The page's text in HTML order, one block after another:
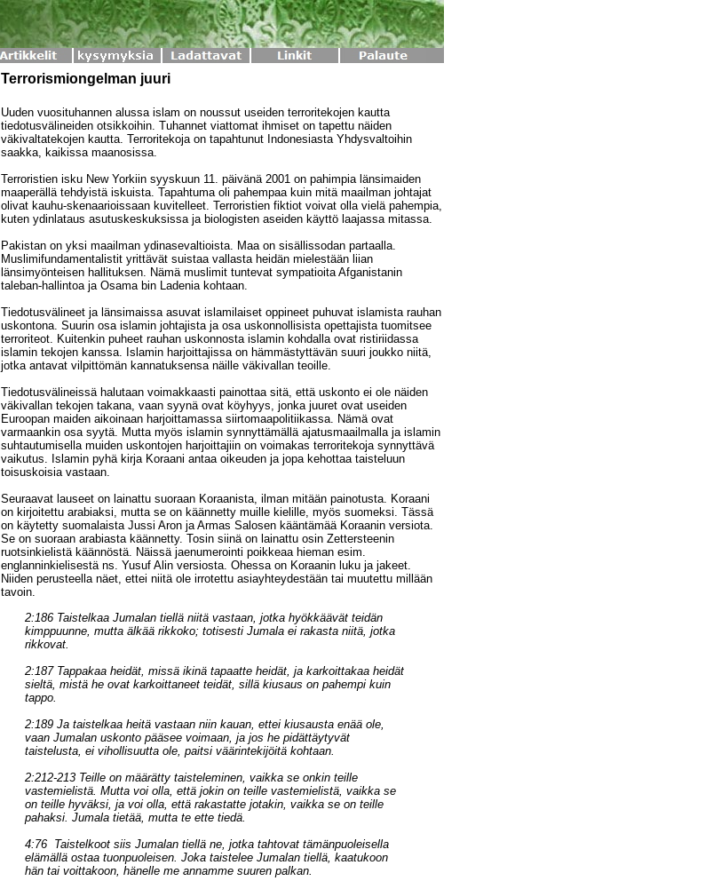
Terrorismiongelman juuri
Uuden vuosituhannen alussa islam on noussut useiden terroritekojen kautta
tiedotusvälineiden otsikkoihin. Tuhannet viattomat ihmiset on tapettu näiden
väkivaltatekojen kautta. Terroritekoja on tapahtunut Indonesiasta Yhdysvaltoihin
saakka, kaikissa maanosissa.
Terroristien isku New Yorkiin syyskuun 11. päivänä 2001 on pahimpia länsimaiden
maaperällä tehdyistä iskuista. Tapahtuma oli pahempaa kuin mitä maailman johtajat
olivat kauhu-skenaarioissaan kuvitelleet. Terroristien fiktiot voivat olla vielä pahempia,
kuten ydinlataus asutuskeskuksissa ja biologisten aseiden käyttö laajassa mitassa.
Pakistan on yksi maailman ydinasevaltioista. Maa on sisällissodan partaalla.
Muslimifundamentalistit yrittävät suistaa vallasta heidän mielestään liian
länsimyönteisen hallituksen. Nämä muslimit tuntevat sympatioita Afganistanin
taleban-hallintoa ja Osama bin Ladenia kohtaan.
Tiedotusvälineet ja länsimaissa asuvat islamilaiset oppineet puhuvat islamista rauhan
uskontona. Suurin osa islamin johtajista ja osa uskonnollisista opettajista tuomitsee
terroriteot. Kuitenkin puheet rauhan uskonnosta islamin kohdalla ovat ristiriidassa
islamin tekojen kanssa. Islamin harjoittajissa on hämmästyttävän suuri joukko niitä,
jotka antavat vilpittömän kannatuksensa näille väkivallan teoille.
Tiedotusvälineissä halutaan voimakkaasti painottaa sitä, että uskonto ei ole näiden
väkivallan tekojen takana, vaan syynä ovat köyhyys, jonka juuret ovat useiden
Euroopan maiden aikoinaan harjoittamassa siirtomaapolitiikassa. Nämä ovat
varmaankin osa syytä. Mutta myös islamin synnyttämällä ajatusmaailmalla ja islamin
suhtautumisella muiden uskontojen harjoittajiin on voimakas terroritekoja synnyttävä
vaikutus. Islamin pyhä kirja Koraani antaa oikeuden ja jopa kehottaa taisteluun
toisuskoisia vastaan.
Seuraavat lauseet on lainattu suoraan Koraanista, ilman mitään painotusta. Koraani
on kirjoitettu arabiaksi, mutta se on käännetty muille kielille, myös suomeksi. Tässä
on käytetty suomalaista Jussi Aron ja Armas Salosen kääntämää Koraanin versiota.
Se on suoraan arabiasta käännetty. Tosin siinä on lainattu osin Zettersteenin
ruotsinkielistä käännöstä. Näissä jaenumerointi poikkeaa hieman esim.
englanninkielisestä ns. Yusuf Alin versiosta. Ohessa on Koraanin luku ja jakeet.
Niiden perusteella näet, ettei niitä ole irrotettu asiayhteydestään tai muutettu millään
tavoin.
2:186 Taistelkaa Jumalan tiellä niitä vastaan, jotka hyökkäävät teidän
kimppuunne, mutta älkää rikkoko; totisesti Jumala ei rakasta niitä, jotka
rikkovat.
2:187 Tappakaa heidät, missä ikinä tapaatte heidät, ja karkoittakaa heidät
sieltä, mistä he ovat karkoittaneet teidät, sillä kiusaus on pahempi kuin
tappo.
2:189 Ja taistelkaa heitä vastaan niin kauan, ettei kiusausta enää ole,
vaan Jumalan uskonto pääsee voimaan, ja jos he pidättäytyvät
taistelusta, ei vihollisuutta ole, paitsi väärintekijöitä kohtaan.
2:212-213 Teille on määrätty taisteleminen, vaikka se onkin teille
vastemielistä. Mutta voi olla, että jokin on teille vastemielistä, vaikka se
on teille hyväksi, ja voi olla, että rakastatte jotakin, vaikka se on teille
pahaksi. Jumala tietää, mutta te ette tiedä.
4:76 Taistelkoot siis Jumalan tiellä ne, jotka tahtovat tämänpuoleisella
elämällä ostaa tuonpuoleisen. Joka taistelee Jumalan tiellä, kaatukoon
hän tai voittakoon, hänelle me annamme suuren palkan.